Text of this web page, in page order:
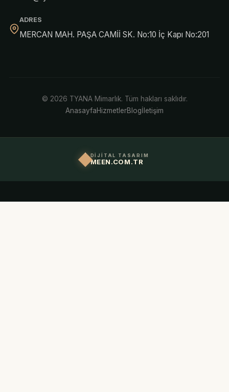
ADRES
MERCAN MAH. PAŞA CAMİİ SK. No:10 İç Kapı No:201
© 2026 TYANA Mimarlık. Tüm hakları saklıdır.
AnasayfaHizmetlerBlogİletişim
DİJİTAL TASARIM
MEEN.COM.TR